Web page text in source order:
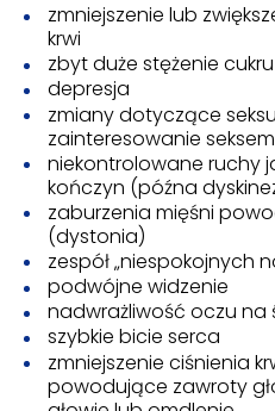
zmniejszenie lub
krwi
zbyt duże stężenie
depresja
zmiany dotyczące
zainteresowanie seksem
niekontrolowane ruchy
kończyn (późna
zaburzenia mięśni
(dystonia)
zespół „niespokojnych
podwójne widzenie
nadwrażliwość oczu na
szybkie bicie serca
zmniejszenie ciśnienia
powodujące zawroty